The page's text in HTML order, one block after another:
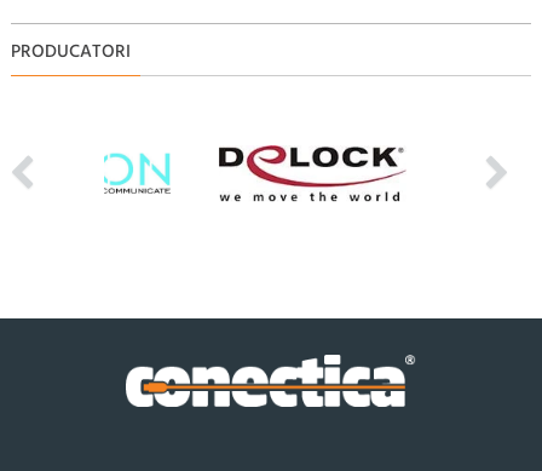
PRODUCATORI